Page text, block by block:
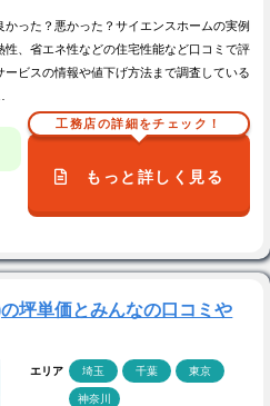
った？悪かった？サイエンスホームの実例
、省エネ性などの住宅性能など口コミで評
ビスの情報や値下げ方法まで調査している
工務店の詳細をチェック！
もっと詳しく見る
坪単価とみんなの口コミや
エリア 埼玉 千葉 東京
神奈川